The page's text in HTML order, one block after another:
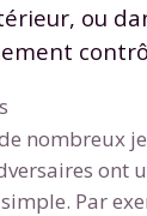
ou
nombreux
ont
Par